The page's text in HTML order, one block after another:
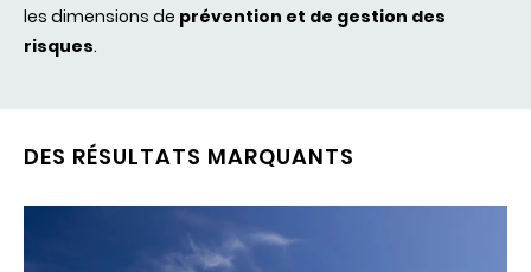
les dimensions de prévention et de gestion des
risques.
DES RÉSULTATS MARQUANTS